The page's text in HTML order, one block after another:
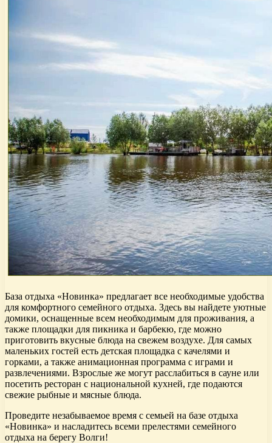
База отдыха «Новинка» предлагает все необходимые удобства
для комфортного семейного отдыха. Здесь вы найдете уютные
домики, оснащенные всем необходимым для проживания, а
также площадки для пикника и барбекю, где можно
приготовить вкусные блюда на свежем воздухе. Для самых
маленьких гостей есть детская площадка с качелями и
горками, а также анимационная программа с играми и
развлечениями. Взрослые же могут расслабиться в сауне или
посетить ресторан с национальной кухней, где подаются
свежие рыбные и мясные блюда.
Проведите незабываемое время с семьей на базе отдыха
«Новинка» и насладитесь всеми прелестями семейного
отдыха на берегу Волги!